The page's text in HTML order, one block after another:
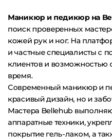
Маникюр и педикюр на
поиск проверенных
кожей рук и ног. На
и частные специалисты с
клиентов и возможностью
время.
Современный маникюр и
красивый дизайн, но и
Мастера Bellehub
аппаратные техники,
покрытие гель-лаком, а